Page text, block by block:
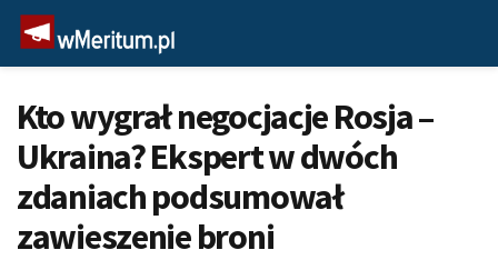
Kto wygrał negocjacje Rosja –
Ukraina? Ekspert w dwóch
zdaniach podsumował
zawieszenie broni